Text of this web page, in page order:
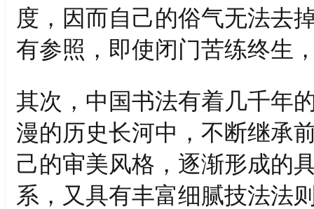
度，因而自己的俗气无法去
有参照，即使闭门苦练终生
其次，中国书法有着几千年
漫的历史长河中，不断继承
己的审美风格，逐渐形成的
系，又具有丰富细腻技法法